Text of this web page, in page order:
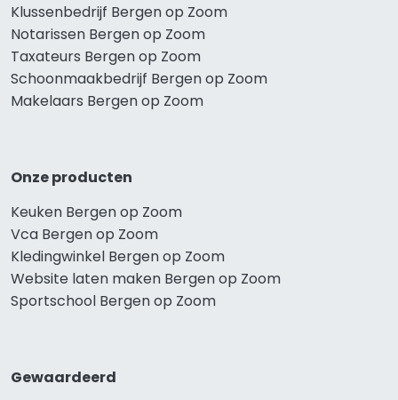
Klussenbedrijf Bergen op Zoom
Notarissen Bergen op Zoom
Taxateurs Bergen op Zoom
Schoonmaakbedrijf Bergen op Zoom
Makelaars Bergen op Zoom
Onze producten
Keuken Bergen op Zoom
Vca Bergen op Zoom
Kledingwinkel Bergen op Zoom
Website laten maken Bergen op Zoom
Sportschool Bergen op Zoom
Gewaardeerd